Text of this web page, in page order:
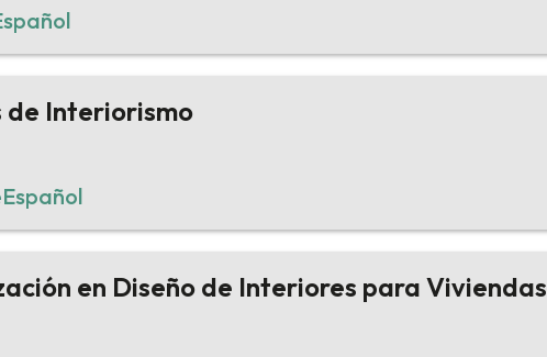
de Interiorismo
Español
en Diseño de Interiores para Viviendas